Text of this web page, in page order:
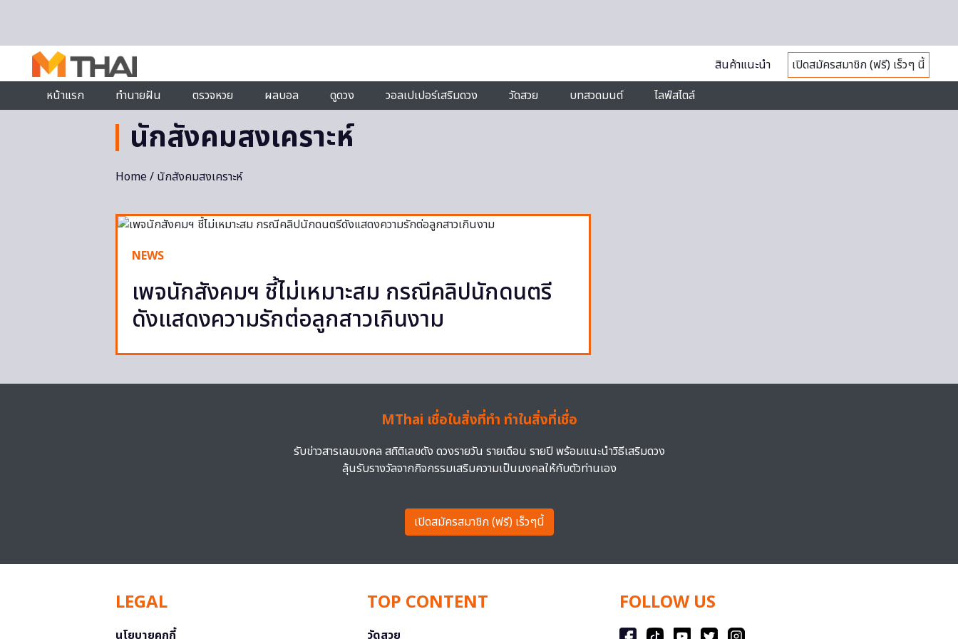
สินค้าแนะนำ
เปิดสมัครสมาชิก (ฟรี) เร็วๆ นี้
หน้าแรก
ทำนายฝัน ตรวจหวย ผลบอล ดูดวง วอลเปเปอร์เสริมดวง วัดสวย บทสวดมนต์ ไลฟ์สไตล์
นักสังคมสงเคราะห์
Home/ นักสังคมสงเคราะห์
NEWS
เพจนักสังคมฯ ชี้ไม่เหมาะสม กรณีคลิปนักดนตรี
ดังแสดงความรักต่อลูกสาวเกินงาม
MThai เชื่อในสิ่งที่ทำ ทำในสิ่งที่เชื่อ
รับข่าวสารเลขมงคล สถิติเลขดัง ดวงรายวัน รายเดือน รายปี พร้อมแนะนำวิธีเสริมดวง
ลุ้นรับรางวัลจากกิจกรรมเสริมความเป็นมงคลให้กับตัวท่านเอง
เปิดสมัครสมาชิก (ฟรี) เร็วๆนี้
LEGAL
นโยบายคุกกี้
TOP CONTENT
วัดสวย
FOLLOW US